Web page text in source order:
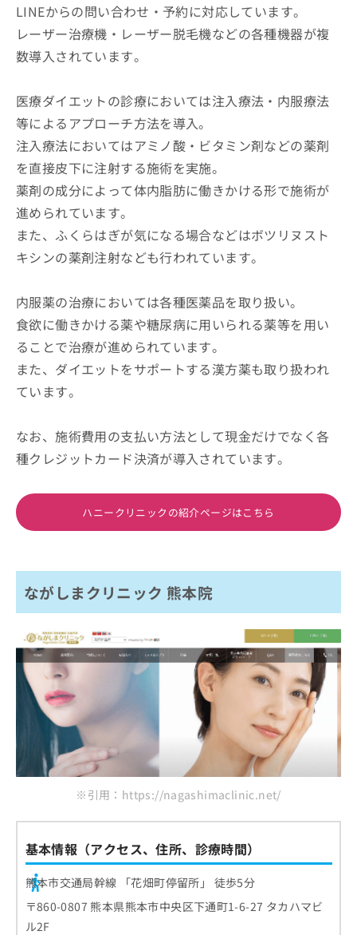
LINEからの問い合わせ・予約に対応しています。
レーザー治療機・レーザー脱毛機などの各種機器が複
数導入されています。
医療ダイエットの診療においては注入療法・内服療法
等によるアプローチ方法を導入。
注入療法においてはアミノ酸・ビタミン剤などの薬剤
を直接皮下に注射する施術を実施。
薬剤の成分によって体内脂肪に働きかける形で施術が
進められています。
また、ふくらはぎが気になる場合などはボツリヌスト
キシンの薬剤注射なども行われています。
内服薬の治療においては各種医薬品を取り扱い。
食欲に働きかける薬や糖尿病に用いられる薬等を用い
ることで治療が進められています。
また、ダイエットをサポートする漢方薬も取り扱われ
ています。
なお、施術費用の支払い方法として現金だけでなく各
種クレジットカード決済が導入されています。
ハニークリニックの紹介ページはこちら
ながしまクリニック 熊本院
※引用：https://nagashimaclinic.net/
基本情報（アクセス、住所、診療時間）
熊本市交通局幹線 「花畑町停留所」 徒歩5分
〒860-0807 熊本県熊本市中央区下通町1-6-27 タカハマビ
ル2F